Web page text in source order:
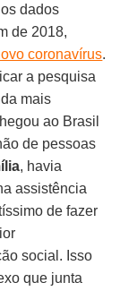
dados
de 2018,
coronavírus.
a pesquisa
mais
ao Brasil
de pessoas
, havia
assistência
de fazer
social. Isso
que junta